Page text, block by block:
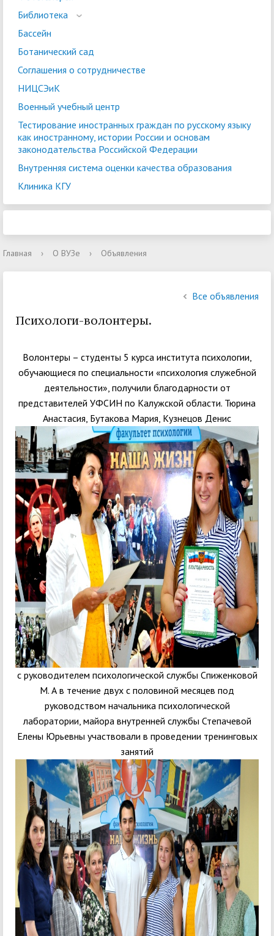
Библиотека
Бассейн
Ботанический сад
Соглашения о сотрудничестве
НИЦСЭиК
Военный учебный центр
Тестирование иностранных граждан по русскому языку
как иностранному, истории России и основам
законодательства Российской Федерации
Внутренняя система оценки качества образования
Клиника КГУ
Главная › О ВУЗе › Объявления
Все объявления
Психологи-волонтеры.
Волонтеры – студенты 5 курса института психологии,
обучающиеся по специальности «психология служебной
деятельности», получили благодарности от
представителей УФСИН по Калужской области. Тюрина
Анастасия, Бутакова Мария, Кузнецов Денис
с руководителем психологической службы Спиженковой
М. А в течение двух с половиной месяцев под
руководством начальника психологической
лаборатории, майора внутренней службы Степачевой
Елены Юрьевны участвовали в проведении тренинговых
занятий